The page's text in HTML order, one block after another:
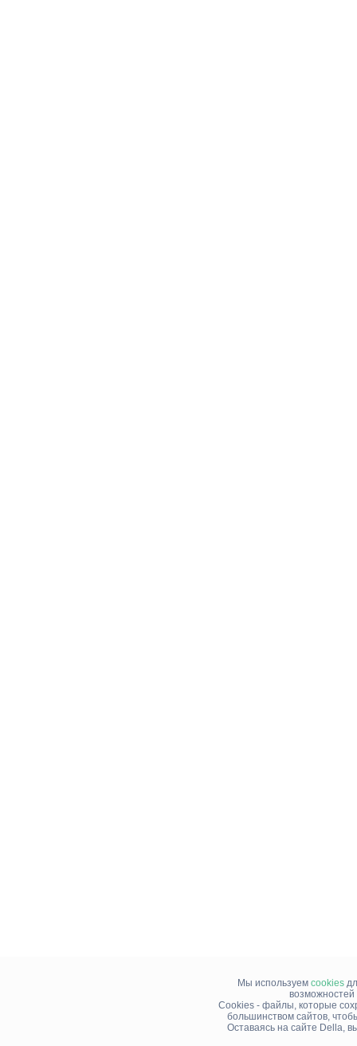
Мы используем cookies
Cookies - файлы, которые
большинством сайтов,
Оставаясь на сайте Della,